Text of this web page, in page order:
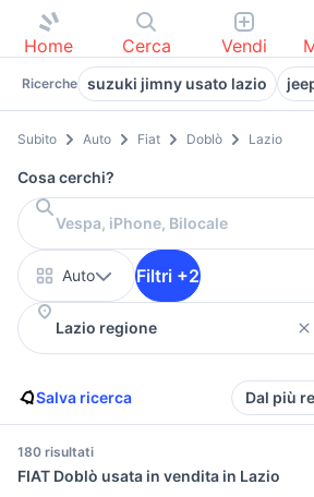
Home Cerca Vendi
Ricerche suzuki jimny usato lazio
Subito Auto Fiat Doblò Lazio
Cosa cerchi?
Auto Filtri +2
Salva ricerca Dal più
180 risultati
FIAT Doblò usata in vendita in Lazio